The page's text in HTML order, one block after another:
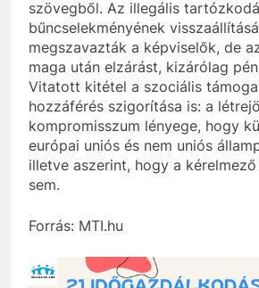
szövegből. Az illegális
bűncselekményének
megszavazták a képviselők, de
maga után elzárást, kizárólag
Vitatott kitétel a szociális
hozzáférés szigorítása is: a
kompromisszum lényege, hogy
európai uniós és nem uniós
illetve aszerint, hogy a
sem.
Forrás: MTI.hu